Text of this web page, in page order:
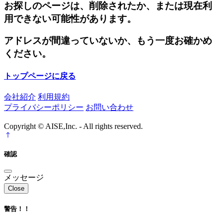
お探しのページは、削除されたか、または現在利
用できない可能性があります。
アドレスが間違っていないか、もう一度お確かめ
ください。
トップページに戻る
会社紹介 利用規約
プライバシーポリシー お問い合わせ
Copyright © AISE,Inc. - All rights reserved.
確認
メッセージ
Close
警告！！